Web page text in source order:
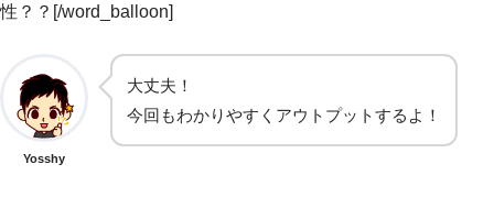
性？？[/word_balloon]
Yosshy
大丈夫！
今回もわかりやすくアウトプットするよ！